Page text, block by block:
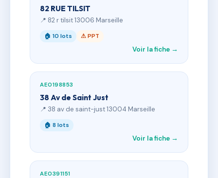
82 RUE TILSIT
📍 82 r tilsit 13006 Marseille
🏠 10 lots ⚠ PPT
Voir la fiche →
AE0198853
38 Av de Saint Just
📍 38 av de saint-just 13004 Marseille
🏠 8 lots
Voir la fiche →
AE0391151